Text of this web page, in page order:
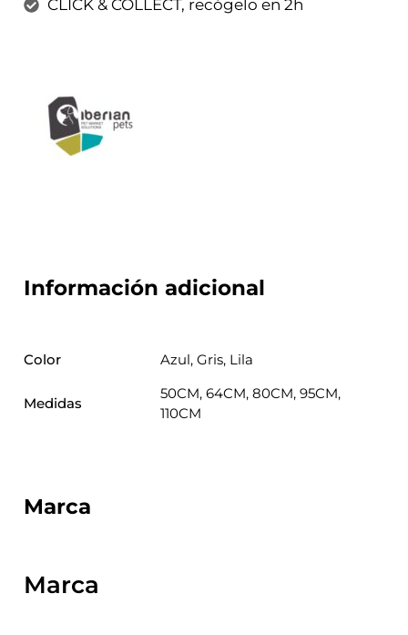
CLICK & COLLECT, recógelo en 2h
Información adicional
Color Azul, Gris, Lila
Medidas
50CM, 64CM, 80CM, 95CM,
110CM
Marca
Marca